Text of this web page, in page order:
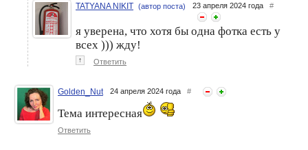
TATYANA NIKIT (автор поста) 23 апреля 2024 года #
я уверена, что хотя бы одна фотка есть у
всех ))) жду!
↑ Ответить
Golden_Nut 24 апреля 2024 года #
Тема интересная
Ответить